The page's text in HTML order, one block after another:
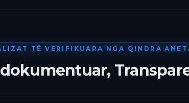
TË VERIFIKUARA NGA QINDRA